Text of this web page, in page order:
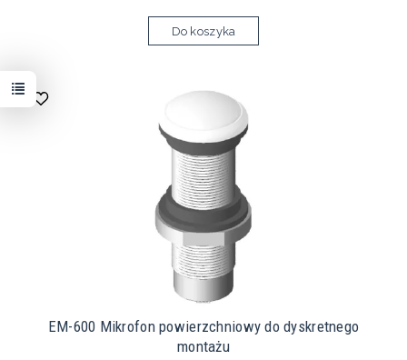
Do koszyka
EM-600 Mikrofon powierzchniowy do dyskretnego
montażu